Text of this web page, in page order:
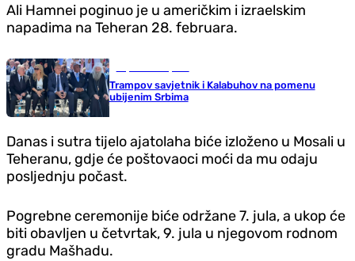
Ali Hamnei poginuo je u američkim i izraelskim
napadima na Teheran 28. februara.
Trampov savjetnik i Kalabuhov na pomenu
ubijenim Srbima
Danas i sutra tijelo ajatolaha biće izloženo u Mosali u
Teheranu, gdje će poštovaoci moći da mu odaju
posljednju počast.
Pogrebne ceremonije biće održane 7. jula, a ukop će
biti obavljen u četvrtak, 9. jula u njegovom rodnom
gradu Mašhadu.